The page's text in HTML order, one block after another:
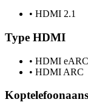
• HDMI 2.1
Type HDMI
• HDMI eARC
• HDMI ARC